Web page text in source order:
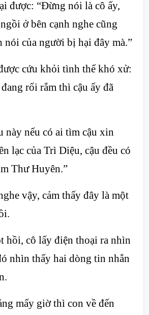
được: “Đừng nói là cô ấy,
ở bên cạnh nghe cũng
nói của người bị hại đây mà.”
cứu khỏi tình thế khó xử:
rối rắm thì cậu ấy đã
này nếu có ai tìm cậu xin
lạc của Trì Diệu, cậu đều có
Thư Huyên.”
vậy, cảm thấy đây là một
hồi, cô lấy điện thoại ra nhìn
nhìn thấy hai dòng tin nhắn
mấy giờ thì con về đến